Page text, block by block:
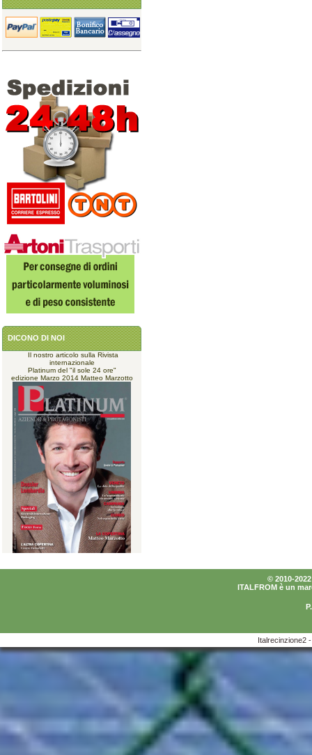
DICONO DI NOI
Il nostro articolo sulla Rivista
internazionale
Platinum del "il sole 24 ore"
edizione Marzo 2014 Matteo Marzotto
© 2010-
ITALFROM è un
Italrecinzione2